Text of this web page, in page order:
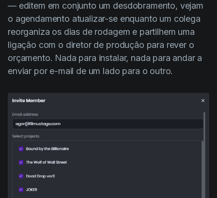
— editem em conjunto um desdobramento, vejam
o agendamento atualizar-se enquanto um colega
reorganiza os dias de rodagem e partilhem uma
ligação com o diretor de produção para rever o
orçamento. Nada para instalar, nada para andar a
enviar por e-mail de um lado para o outro.